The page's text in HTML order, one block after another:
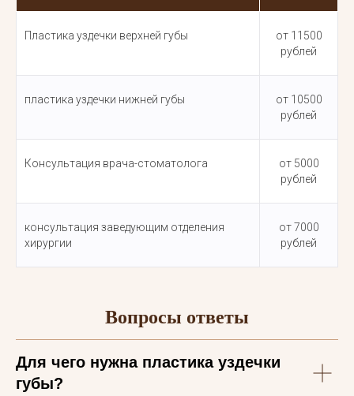
Пластика уздечки верхней губы
от 11500
рублей
пластика уздечки нижней губы
от 10500
рублей
Консультация врача-стоматолога
от 5000
рублей
консультация заведующим отделения
хирургии
от 7000
рублей
Вопросы ответы
Для чего нужна пластика уздечки
губы?